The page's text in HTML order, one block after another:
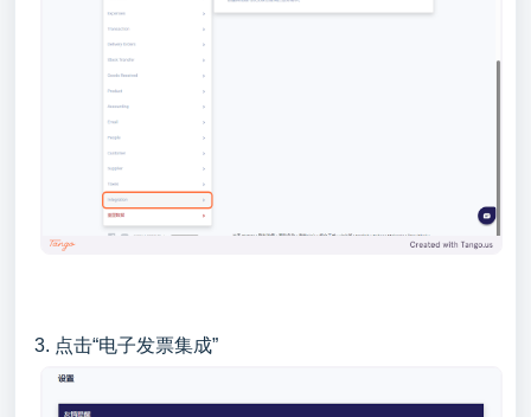
3. 点击“电子发票集成”